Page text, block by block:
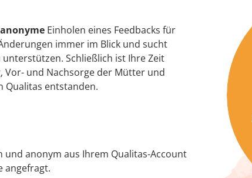
anonyme Einholen eines Feedbacks für
immer im Blick und sucht
Schließlich ist Ihre Zeit
Vor- und Nachsorge der Mütter und
Qualitas entstanden.
und anonym aus Ihrem Qualitas-Account
angefragt.